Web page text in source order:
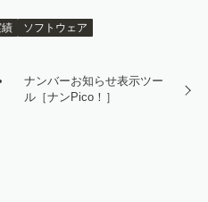
ソフトウェア
ナンバーお知らせ表示ツー
ル［ナンPico！］